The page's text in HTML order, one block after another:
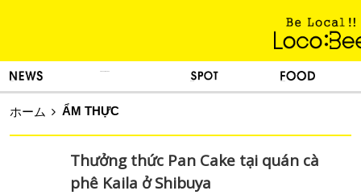
ホーム ẨM THỰC
Thưởng thức Pan Cake tại quán cà
phê Kaila ở Shibuya